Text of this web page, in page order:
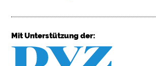
Mit Unterstützung der: